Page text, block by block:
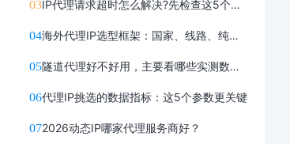
IP代理请求超时怎么解决?先检查这5个位置
海外代理IP选型框架：国家、线路、纯净度
隧道代理好不好用，主要看哪些实测数据？
代理IP挑选的数据指标：这5个参数更关键
2026动态IP哪家代理服务商好？